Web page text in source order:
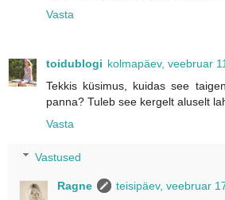
Vasta
toidublogi kolmapäev, veebruar
Tekkis küsimus, kuidas see
panna? Tuleb see kergelt aluselt
Vasta
Vastused
Ragne
teisipäev, veebruar